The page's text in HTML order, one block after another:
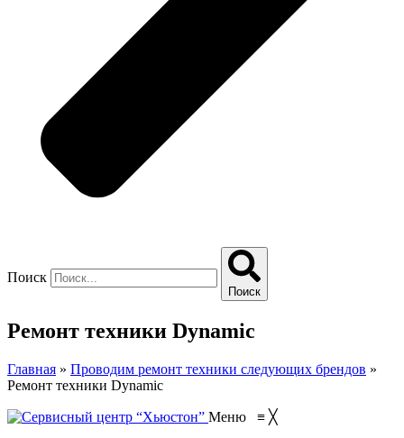
Поиск
Поиск
Ремонт техники Dynamic
Главная » Проводим ремонт техники следующих брендов »
Ремонт техники Dynamic
Меню ≡ ╳